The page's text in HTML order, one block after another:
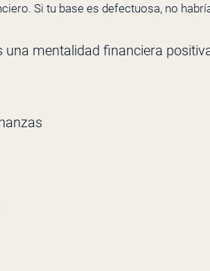
Si tu base es defectuosa, no
mentalidad financiera